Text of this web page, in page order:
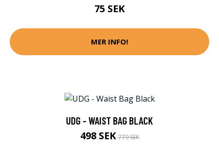
75 SEK
MER INFO!
UDG - WAIST BAG BLACK
498 SEK779 SEK